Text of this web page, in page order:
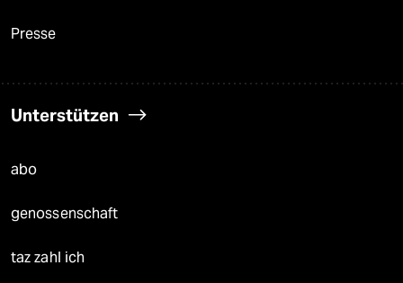
Presse
Unterstützen
abo
genossenschaft
taz zahl ich